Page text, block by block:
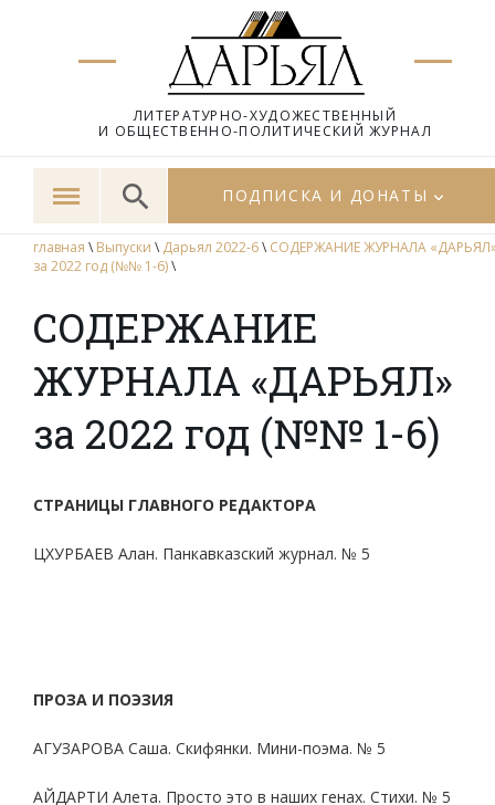
ЛИТЕРАТУРНО-ХУДОЖЕСТВЕННЫЙ
И ОБЩЕСТВЕННО-ПОЛИТИЧЕСКИЙ ЖУРНАЛ
ПОДПИСКА И ДОНАТЫ
главная \ Выпуски \ Дарьял 2022-6\ СОДЕРЖАНИЕ ЖУРНАЛА
за 2022 год (№№ 1-6)\
СОДЕРЖАНИЕ
ЖУРНАЛА «ДАРЬЯЛ»
за 2022 год (№№ 1-6)
СТРАНИЦЫ ГЛАВНОГО РЕДАКТОРА
ЦХУРБАЕВ Алан. Панкавказский журнал. № 5
ПРОЗА И ПОЭЗИЯ
АГУЗАРОВА Саша. Скифянки. Мини-поэма. № 5
АЙДАРТИ Алета. Просто это в наших генах. Стихи. № 5